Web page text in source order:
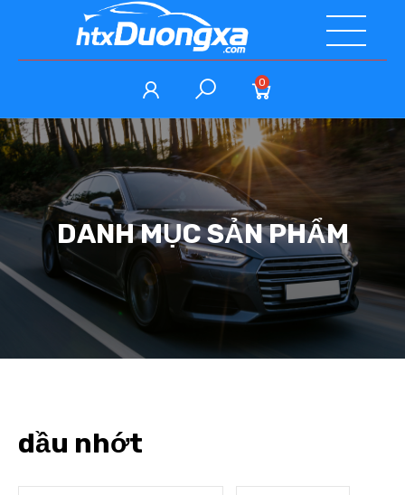
0
DANH MỤC SẢN PHẨM
dầu nhớt